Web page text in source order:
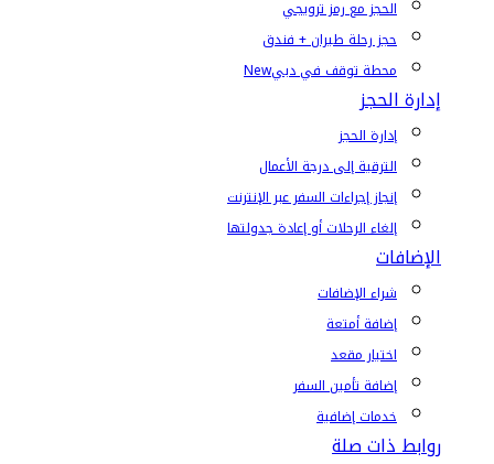
الحجز مع رمز ترويجي
حجز رحلة طيران + فندق
محطة توقف في دبيNew
إدارة الحجز
إدارة الحجز
الترقية إلى درجة الأعمال
إنجاز إجراءات السفر عبر الإنترنت
إلغاء الرحلات أو إعادة جدولتها
الإضافات
شراء الإضافات
إضافة أمتعة
اختيار مقعد
إضافة تأمين السفر
خدمات إضافية
روابط ذات صلة